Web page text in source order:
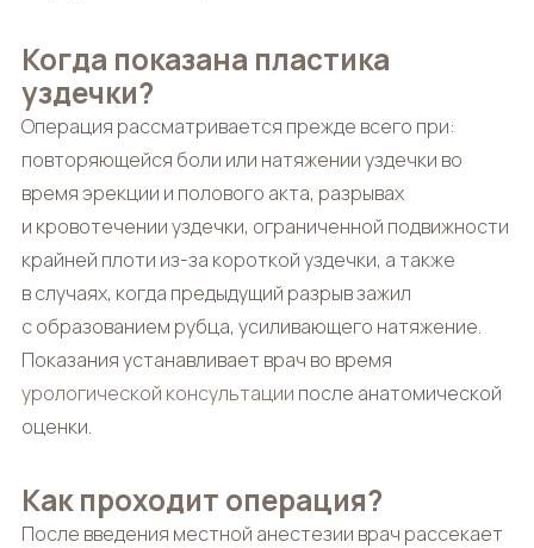
Когда показана пластика
уздечки?
Операция рассматривается прежде всего при:
повторяющейся боли или натяжении уздечки во
время эрекции и полового акта, разрывах
и кровотечении уздечки, ограниченной подвижности
крайней плоти из-за короткой уздечки, а также
в случаях, когда предыдущий разрыв зажил
с образованием рубца, усиливающего натяжение.
Показания устанавливает врач во время
урологической консультации после анатомической
оценки.
Как проходит операция?
После введения местной анестезии врач рассекает